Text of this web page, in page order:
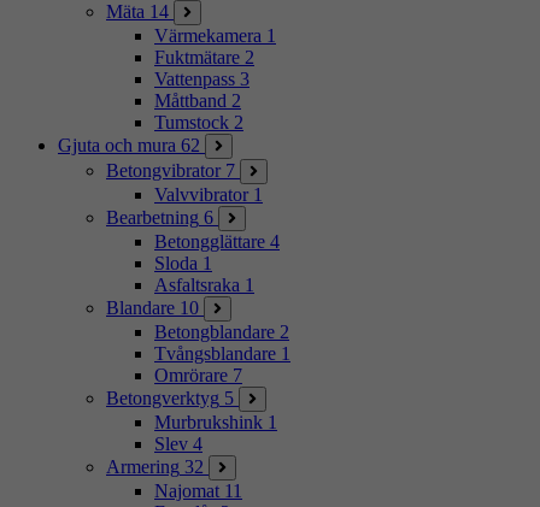
Mäta 14
Värmekamera 1
Fuktmätare 2
Vattenpass 3
Måttband 2
Tumstock 2
Gjuta och mura 62
Betongvibrator 7
Valvvibrator 1
Bearbetning 6
Betongglättare 4
Sloda 1
Asfaltsraka 1
Blandare 10
Betongblandare 2
Tvångsblandare 1
Omrörare 7
Betongverktyg 5
Murbrukshink 1
Slev 4
Armering 32
Najomat 11